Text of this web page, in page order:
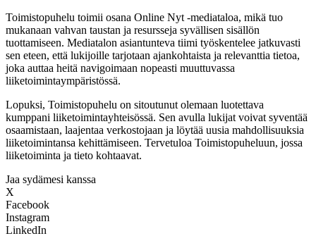
Toimistopuhelu toimii osana Online Nyt -mediataloa, mikä tuo
mukanaan vahvan taustan ja resursseja syvällisen sisällön
tuottamiseen. Mediatalon asiantunteva tiimi työskentelee jatkuvasti
sen eteen, että lukijoille tarjotaan ajankohtaista ja relevanttia tietoa,
joka auttaa heitä navigoimaan nopeasti muuttuvassa
liiketoimintaympäristössä.
Lopuksi, Toimistopuhelu on sitoutunut olemaan luotettava
kumppani liiketoimintayhteisössä. Sen avulla lukijat voivat syventää
osaamistaan, laajentaa verkostojaan ja löytää uusia mahdollisuuksia
liiketoimintansa kehittämiseen. Tervetuloa Toimistopuheluun, jossa
liiketoiminta ja tieto kohtaavat.
Jaa sydämesi kanssa
X
Facebook
Instagram
LinkedIn